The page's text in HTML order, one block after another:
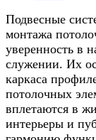
Подвесные
монтажа
уверенность в
служении. Их
каркаса
потолочных
вплетаются в
интерьеры и